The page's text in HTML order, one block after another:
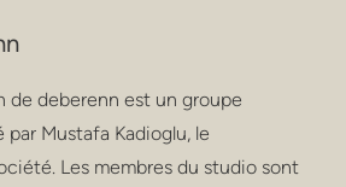
de deberenn est un groupe
Mustafa Kadioglu, le
Les membres du studio sont